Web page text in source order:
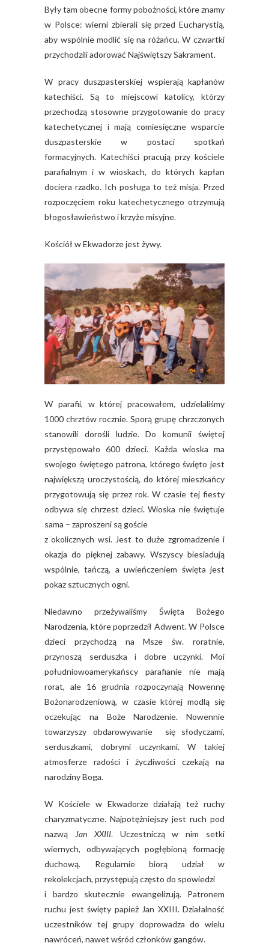
Były tam obecne formy pobożności, które znamy
w Polsce: wierni zbierali się przed Eucharystią,
aby wspólnie modlić się na różańcu. W czwartki
przychodzili adorować Najświętszy Sakrament.
W pracy duszpasterskiej wspierają kapłanów
katechiści. Są to miejscowi katolicy, którzy
przechodzą stosowne przygotowanie do pracy
katechetycznej i mają comiesięczne wsparcie
duszpasterskie w postaci spotkań
formacyjnych. Katechiści pracują przy kościele
parafialnym i w wioskach, do których kapłan
dociera rzadko. Ich posługa to też misja. Przed
rozpoczęciem roku katechetycznego otrzymują
błogosławieństwo i krzyże misyjne.
Kościół w Ekwadorze jest żywy.
W parafii, w której pracowałem, udzielaliśmy
1000 chrztów rocznie. Sporą grupę chrzczonych
stanowili dorośli ludzie. Do komunii świętej
przystępowało 600 dzieci. Każda wioska ma
swojego świętego patrona, którego święto jest
największą uroczystością, do której mieszkańcy
przygotowują się przez rok. W czasie tej fiesty
odbywa się chrzest dzieci. Wioska nie świętuje
sama – zaproszeni są goście
z okolicznych wsi. Jest to duże zgromadzenie i
okazja do pięknej zabawy. Wszyscy biesiadują
wspólnie, tańczą, a uwieńczeniem święta jest
pokaz sztucznych ogni.
Niedawno przeżywaliśmy Święta Bożego
Narodzenia, które poprzedził Adwent. W Polsce
dzieci przychodzą na Msze św. roratnie,
przynoszą serduszka i dobre uczynki. Moi
południowoamerykańscy parafianie nie mają
rorat, ale 16 grudnia rozpoczynają Nowennę
Bożonarodzeniową, w czasie której modlą się
oczekując na Boże Narodzenie. Nowennie
towarzyszy obdarowywanie się słodyczami,
serduszkami, dobrymi uczynkami. W takiej
atmosferze radości i życzliwości czekają na
narodziny Boga.
W Kościele w Ekwadorze działają też ruchy
charyzmatyczne. Najpotężniejszy jest ruch pod
nazwą
Jan XXIII. Uczestniczą w nim setki
wiernych, odbywających pogłębioną formację
duchową. Regularnie biorą udział w
rekolekcjach, przystępują często do spowiedzi
i bardzo skutecznie ewangelizują. Patronem
ruchu jest święty papież Jan XXIII. Działalność
uczestników tej grupy doprowadza do wielu
nawróceń, nawet wśród członków gangów.